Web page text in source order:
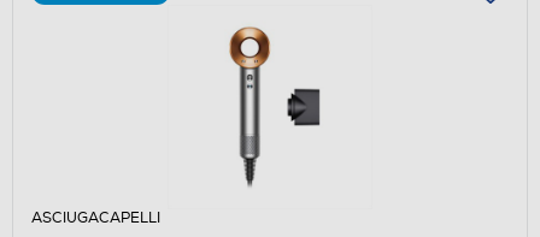
ASCIUGACAPELLI